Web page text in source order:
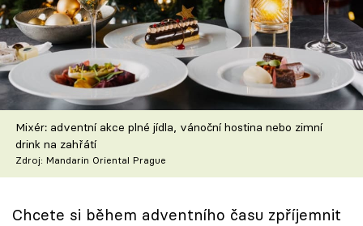
TV Program
Škola vaření
Recepty z TV
Speciál: Cuketa
Těhotnej kuchař
Sledujte prima+
Mixér: adventní akce plné jídla, vánoční hostina nebo zimní
drink na zahřátí
Zdroj: Mandarin Oriental Prague
Chcete si během adventního času zpříjemnit